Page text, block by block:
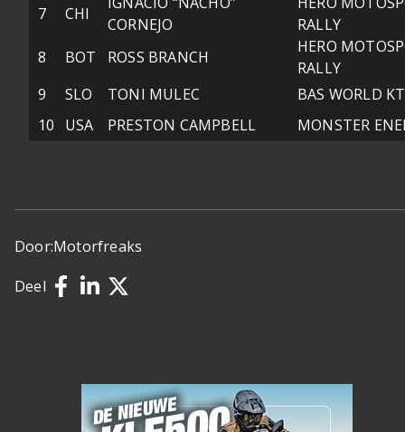
7
CHI
CORNEJO
RALLY
8
BOT ROSS BRANCH
HERO
RALLY
9
SLO TONI MULEC
BAS WORLD
10
USA PRESTON CAMPBELL MONSTER
Door:Motorfreaks
Deel